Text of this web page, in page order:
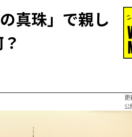
真珠」で親し
更
公